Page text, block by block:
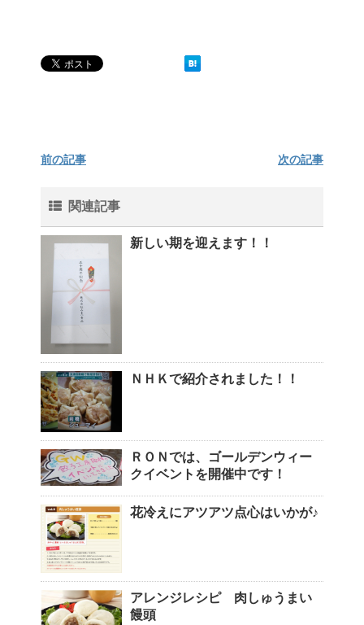
前の記事 次の記事
関連記事
新しい期を迎えます！！
ＮＨＫで紹介されました！！
ＲＯＮでは、ゴールデンウィー
クイベントを開催中です！
花冷えにアツアツ点心はいかが♪
アレンジレシピ 肉しゅうまい
饅頭